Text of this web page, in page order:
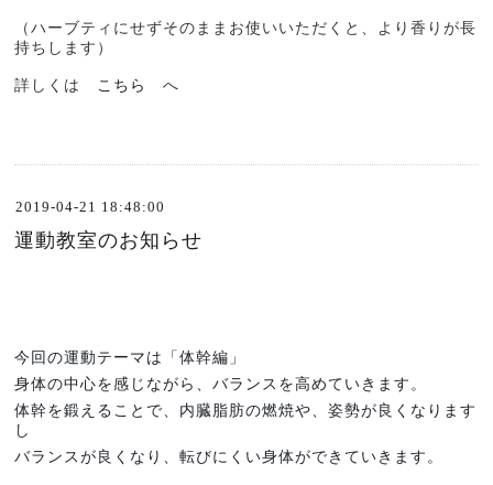
（ハーブティにせずそのままお使いいただくと、より香りが長
持ちします）
詳しくは こちら へ
2019-04-21 18:48:00
運動教室のお知らせ
今回の運動テーマは「体幹編」
身体の中心を感じながら、バランスを高めていきます。
体幹を鍛えることで、内臓脂肪の燃焼や、姿勢が良くなります
し
バランスが良くなり、転びにくい身体ができていきます。